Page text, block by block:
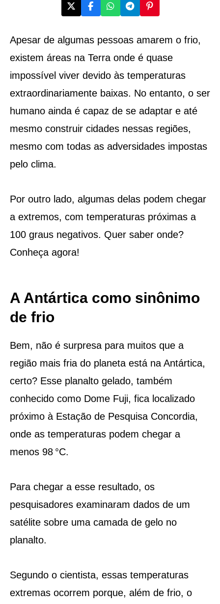
Apesar de algumas pessoas amarem o frio,
existem áreas na Terra onde é quase
impossível viver devido às temperaturas
extraordinariamente baixas. No entanto, o ser
humano ainda é capaz de se adaptar e até
mesmo construir cidades nessas regiões,
mesmo com todas as adversidades impostas
pelo clima.
Por outro lado, algumas delas podem chegar
a extremos, com temperaturas próximas a
100 graus negativos. Quer saber onde?
Conheça agora!
A Antártica como sinônimo
de frio
Bem, não é surpresa para muitos que a
região mais fria do planeta está na Antártica,
certo? Esse planalto gelado, também
conhecido como Dome Fuji, fica localizado
próximo à Estação de Pesquisa Concordia,
onde as temperaturas podem chegar a
menos 98 °C.
Para chegar a esse resultado, os
pesquisadores examinaram dados de um
satélite sobre uma camada de gelo no
planalto.
Segundo o cientista, essas temperaturas
extremas ocorrem porque, além de frio, o